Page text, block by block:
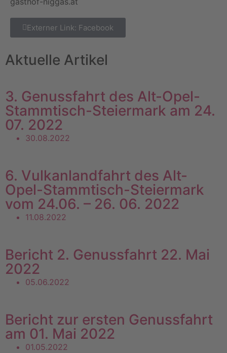
Externer Link: Facebook
Aktuelle Artikel
3. Genussfahrt des Alt-Opel-
Stammtisch-Steiermark am 24.
07. 2022
30.08.2022
6. Vulkanlandfahrt des Alt-
Opel-Stammtisch-Steiermark
vom 24.06. – 26. 06. 2022
11.08.2022
Bericht 2. Genussfahrt 22. Mai
2022
05.06.2022
Bericht zur ersten Genussfahrt
am 01. Mai 2022
01.05.2022